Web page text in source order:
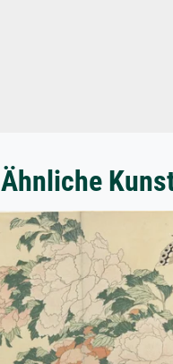
Ähnliche